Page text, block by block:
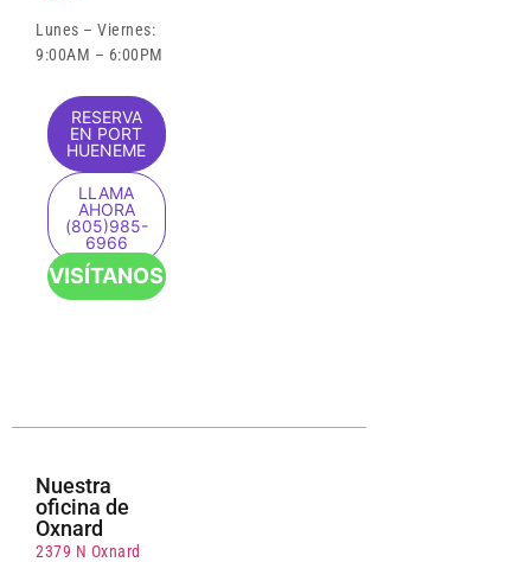
Lunes – Viernes:
9:00AM – 6:00PM
RESERVA
EN PORT
HUENEME
LLAMA
AHORA
(805)985-
6966
VISÍTANOS
Nuestra
oficina de
Oxnard
2379 N Oxnard